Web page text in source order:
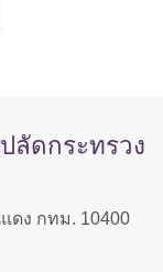
ลัดกระทรวง
ดง กทม. 10400